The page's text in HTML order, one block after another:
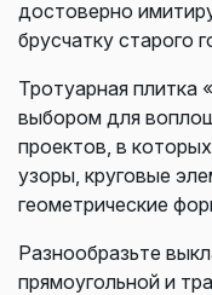
достоверно
брусчатку старого
Тротуарная плитка
выбором для
проектов, в
узоры, круговые
геометрические
Разнообразьте
прямоугольной и